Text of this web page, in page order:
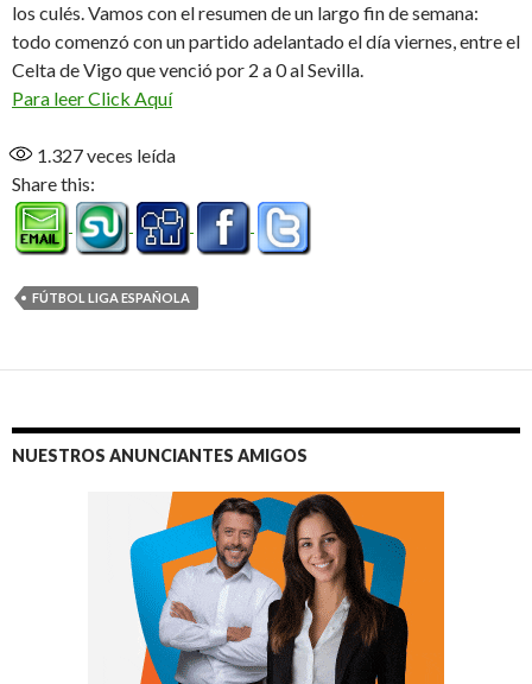
los culés. Vamos con el resumen de un largo fin de semana:
todo comenzó con un partido adelantado el día viernes, entre el
Celta de Vigo que venció por 2 a 0 al Sevilla.
Para leer Click Aquí
1.327veces leída
Share this:
FÚTBOL LIGA ESPAÑOLA
NUESTROS ANUNCIANTES AMIGOS